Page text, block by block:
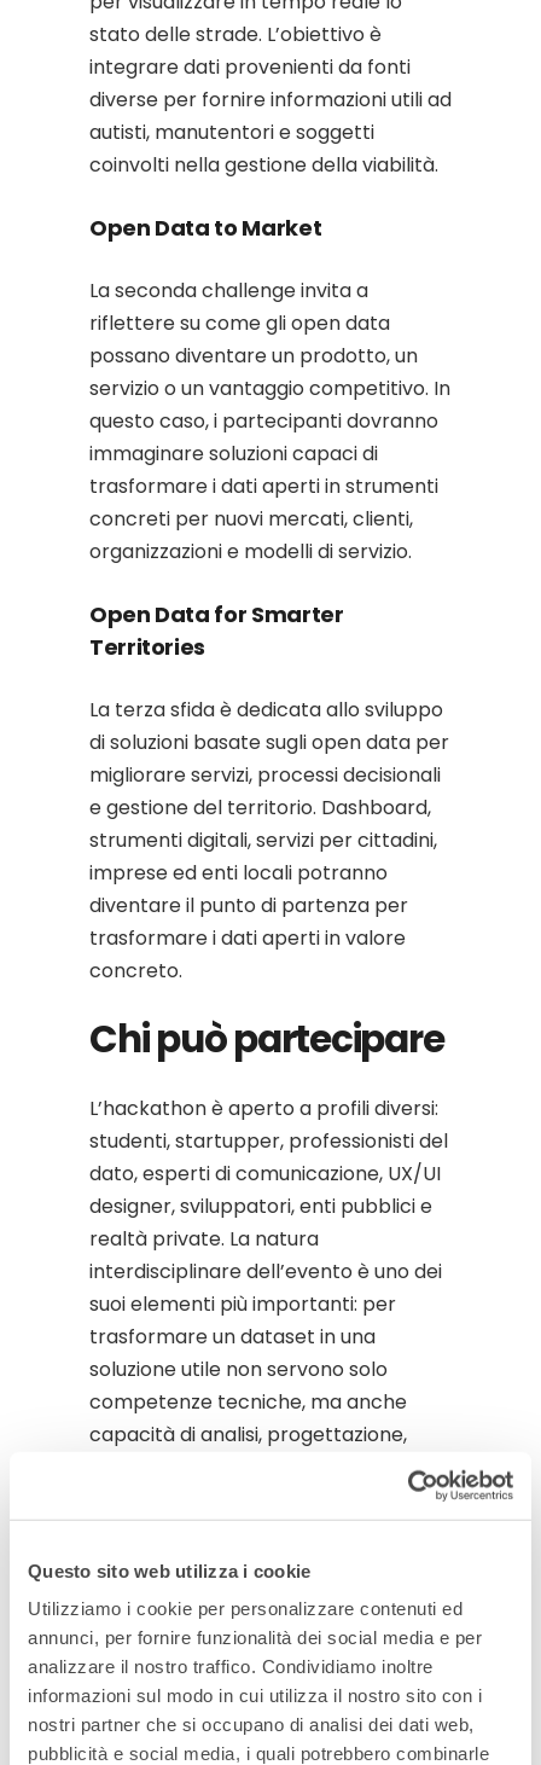
Questo sito web utilizza i cookie
Utilizziamo i cookie per personalizzare contenuti ed
annunci, per fornire funzionalità dei social media e per
analizzare il nostro traffico. Condividiamo inoltre
informazioni sul modo in cui utilizza il nostro sito con i
nostri partner che si occupano di analisi dei dati web,
pubblicità e social media, i quali potrebbero combinarle
stato delle strade. L’obiettivo è
integrare dati provenienti da fonti
diverse per fornire informazioni utili ad
autisti, manutentori e soggetti
coinvolti nella gestione della viabilità.
Open Data to Market
La seconda challenge invita a
riflettere su come gli open data
possano diventare un prodotto, un
servizio o un vantaggio competitivo. In
questo caso, i partecipanti dovranno
immaginare soluzioni capaci di
trasformare i dati aperti in strumenti
concreti per nuovi mercati, clienti,
organizzazioni e modelli di servizio.
Open Data for Smarter
Territories
La terza sfida è dedicata allo sviluppo
di soluzioni basate sugli open data per
migliorare servizi, processi decisionali
e gestione del territorio. Dashboard,
strumenti digitali, servizi per cittadini,
imprese ed enti locali potranno
diventare il punto di partenza per
trasformare i dati aperti in valore
concreto.
Chi può partecipare
L’hackathon è aperto a profili diversi:
studenti, startupper, professionisti del
dato, esperti di comunicazione, UX/UI
designer, sviluppatori, enti pubblici e
realtà private. La natura
interdisciplinare dell’evento è uno dei
suoi elementi più importanti: per
trasformare un dataset in una
soluzione utile non servono solo
competenze tecniche, ma anche
capacità di analisi, progettazione,
lavorare in team, combinando
competenze legate a dati, design,
intelligenza artificiale, comunicazione
e business. L’obiettivo finale sarà
presentare la propria idea davanti a
una giuria di esperti.